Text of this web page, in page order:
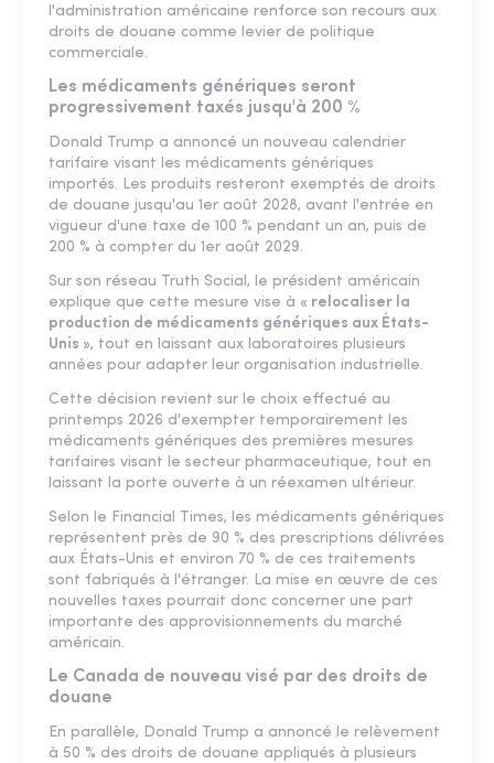
l'administration américaine renforce son recours aux
droits de douane comme levier de politique
commerciale.
Les médicaments génériques seront
progressivement taxés jusqu'à 200 %
Donald Trump a annoncé un nouveau calendrier
tarifaire visant les médicaments génériques
importés. Les produits resteront exemptés de droits
de douane jusqu'au 1er août 2028, avant l'entrée en
vigueur d'une taxe de 100 % pendant un an, puis de
200 % à compter du 1er août 2029.
Sur son réseau Truth Social, le président américain
explique que cette mesure vise à « relocaliser la
production de médicaments génériques aux États-
Unis », tout en laissant aux laboratoires plusieurs
années pour adapter leur organisation industrielle.
Cette décision revient sur le choix effectué au
printemps 2026 d'exempter temporairement les
médicaments génériques des premières mesures
tarifaires visant le secteur pharmaceutique, tout en
laissant la porte ouverte à un réexamen ultérieur.
Selon le Financial Times, les médicaments génériques
représentent près de 90 % des prescriptions délivrées
aux États-Unis et environ 70 % de ces traitements
sont fabriqués à l'étranger. La mise en œuvre de ces
nouvelles taxes pourrait donc concerner une part
importante des approvisionnements du marché
américain.
Le Canada de nouveau visé par des droits de
douane
En parallèle, Donald Trump a annoncé le relèvement
à 50 % des droits de douane appliqués à plusieurs